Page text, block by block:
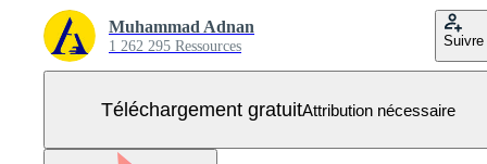
Muhammad Adnan
1 262 295 Ressources Suivre
Téléchargement gratuitAttribution nécessaire